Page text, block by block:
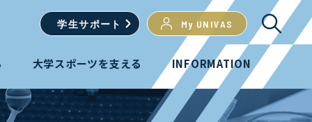
学生サポート My UNIVAS
大学スポーツを支える INFORMATION